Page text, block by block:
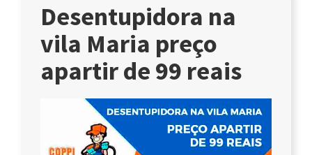
Desentupidora na
vila Maria preço
apartir de 99 reais